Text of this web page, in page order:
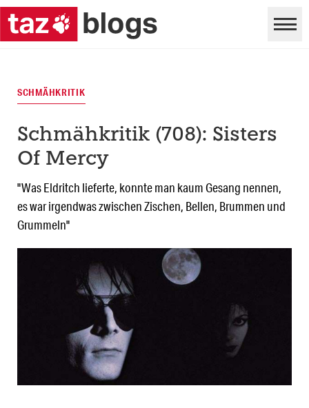
SCHMÄHKRITIK
Schmähkritik (708): Sisters
Of Mercy
"Was Eldritch lieferte, konnte man kaum Gesang nennen,
es war irgendwas zwischen Zischen, Bellen, Brummen und
Grummeln"